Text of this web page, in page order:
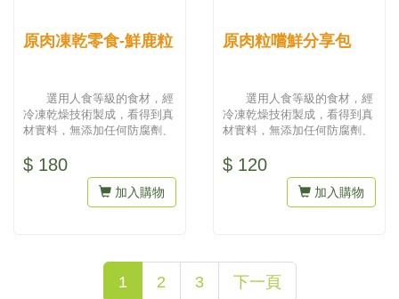
原肉凍乾零食-鮮鹿粒
選用人食等級的食材，經
冷凍乾燥技術製成，看得到真
材實料，無添加任何防腐劑、
康。為...
$ 180
加入購物
原肉粒嚐鮮分享包
選用人食等級的食材，經
冷凍乾燥技術製成，看得到真
材實料，無添加任何防腐劑、
康。為...
$ 120
加入購物
1 2 3 下一頁